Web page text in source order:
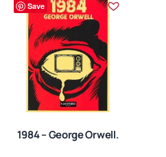
Save
1984 – George Orwell.